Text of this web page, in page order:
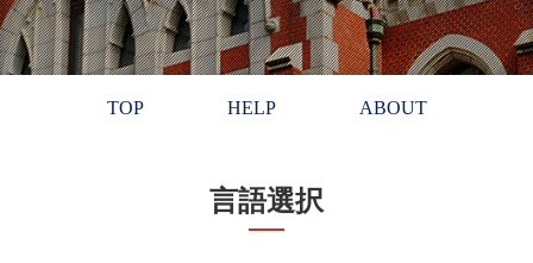
TOP HELP ABOUT
言語選択